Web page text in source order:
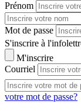
Prénom
Mot de passe
S'inscrire à
M'inscrire
Courriel
votre mot de passe?